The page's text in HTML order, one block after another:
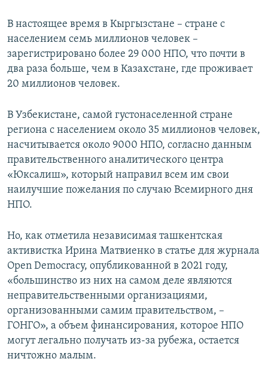
В настоящее время в Кыргызстане – стране с
населением семь миллионов человек –
зарегистрировано более 29 000 НПО, что почти в
два раза больше, чем в Казахстане, где проживает
20 миллионов человек.
В Узбекистане, самой густонаселенной стране
региона с населением около 35 миллионов человек,
насчитывается около 9000 НПО, согласно данным
правительственного аналитического центра
«Юксалиш», который направил всем им свои
наилучшие пожелания по случаю Всемирного дня
НПО.
Но, как отметила независимая ташкентская
активистка Ирина Матвиенко в статье для журнала
Open Democracy, опубликованной в 2021 году,
«большинство из них на самом деле являются
неправительственными организациями,
организованными самим правительством, –
ГОНГО», а объем финансирования, которое НПО
могут легально получать из-за рубежа, остается
ничтожно малым.